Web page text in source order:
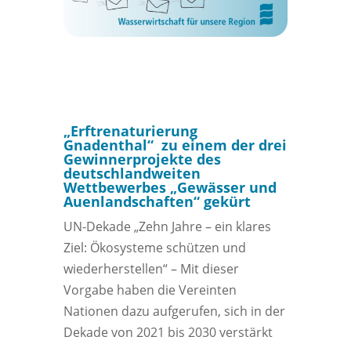
„Erftrenaturierung
Gnadenthal“ zu einem der drei
Gewinnerprojekte des
deutschlandweiten
Wettbewerbes „Gewässer und
Auenlandschaften“ gekürt
UN-Dekade „Zehn Jahre – ein klares
Ziel: Ökosysteme schützen und
wiederherstellen“ – Mit dieser
Vorgabe haben die Vereinten
Nationen dazu aufgerufen, sich in der
Dekade von 2021 bis 2030 verstärkt